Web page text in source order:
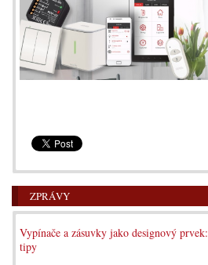
ZPRÁVY
Vypínače a zásuvky jako designový
tipy